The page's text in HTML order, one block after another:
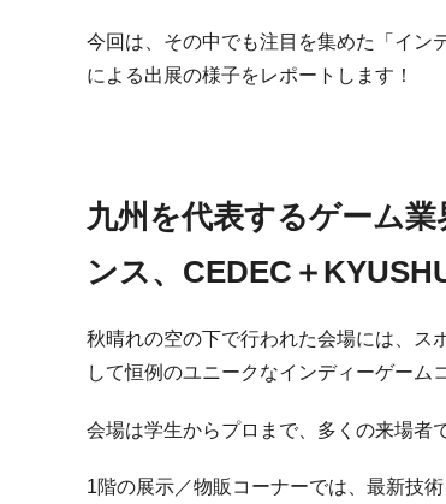
今回は、その中でも注目を集めた「イン
による出展の様子をレポートします！
九州を代表するゲーム
ンス、CEDEC＋
秋晴れの空の下で行われた会場には、ス
して恒例のユニークなインディーゲーム
会場は学生からプロまで、多くの来場者
1階の展示／物販コーナーでは、最新技